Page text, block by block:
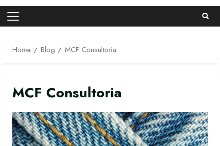
Primary
Home
Blog MCF Consultoria
MCF Consultoria